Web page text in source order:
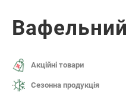
Акційні товари
Сезонна продукція